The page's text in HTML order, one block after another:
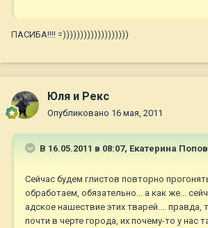
ПАСИБА!!!! =)))))))))))))))))))
Юля и Рекс
Опубликовано 16 мая, 2011
В 16.05.2011 в 08:07, Екатерина
Сейчас будем глистов повторно
обработаем, обязательно... а как же...
адское нашествие этих тварей.... правда,
почти в черте города, их почему-то у нас